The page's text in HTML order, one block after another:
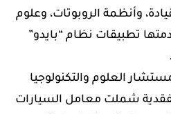
وأنظمة الروبوتات، وعلوم
تطبيقات نظام “بايدو”
العلوم والتكنولوجيا
تفقدية شملت معامل السيارات